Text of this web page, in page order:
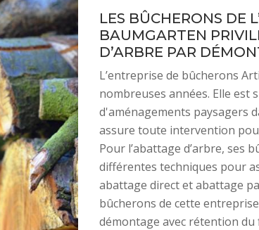
LES BÛCHERONS DE
BAUMGARTEN
D’ARBRE PAR
L’entreprise de bûcherons
nombreuses années. Elle est
d'aménagements paysagers
assure toute intervention
Pour l’abattage d’arbre, ses
différentes techniques pour
abattage direct et abattage
bûcherons de cette
démontage avec rétention du